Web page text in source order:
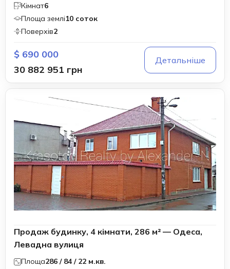
Кімнат6
Площа землі10 соток
Поверхів2
$ 690 000
30 882 951 грн
Детальніше
Продаж будинку, 4 кімнати, 286 м² — Одеса,
Левадна вулиця
Площа286 / 84 / 22 м.кв.